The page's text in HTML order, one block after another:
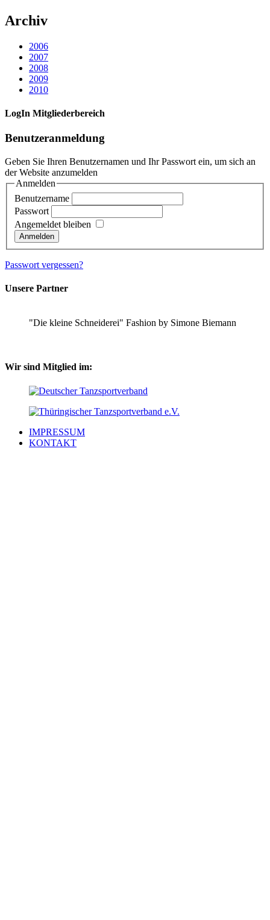
Archiv
2006
2007
2008
2009
2010
LogIn Mitgliederbereich
Benutzeranmeldung
Geben Sie Ihren Benutzernamen und Ihr Passwort ein, um sich an
der Website anzumelden
Anmelden
Benutzername
Passwort
Angemeldet bleiben
Passwort vergessen?
Unsere Partner
"Die kleine Schneiderei" Fashion by Simone Biemann
Wir sind Mitglied im:
IMPRESSUM
KONTAKT